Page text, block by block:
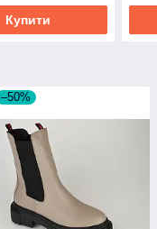
Купити
–50%